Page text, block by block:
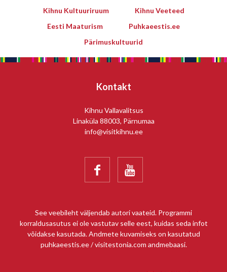
Kihnu Kultuuriruum
Kihnu Veeteed
Eesti Maaturism
Puhkaeestis.ee
Pärimuskultuurid
Kontakt
Kihnu Vallavalitsus
Linaküla 88003, Pärnumaa
info@visitkihnu.ee
 
See veebileht väljendab autori vaateid. Programmi
korraldusasutus ei ole vastutav selle eest, kuidas seda infot
võidakse kasutada. Andmete kuvamiseks on kasutatud
puhkaeestis.ee / visitestonia.com andmebaasi.